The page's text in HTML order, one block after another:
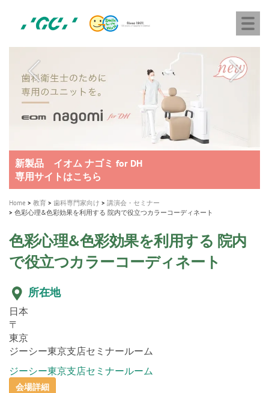
ー
シ
ー
A healthy smile greatly contributes to your quality of life
新発売 エバーエックス フロー
製品の詳細情報はこちら
「セラスマート テクノロジーブック」公開
「イニシャル LiSi（リジ）ブロック テクノロジーブッ
ク」公開
歯を内部まで白くする
医療ホワイトニング ティオン®
新製品 イオム ナゴミ for DH
専用サイトはこちら
新製品バキュクレーブ 118 / 318 Prime
製品の詳細情報はこちら
インプラント Aadva®
ショートインプラント新発売
GCグループ企業
Home 教育 歯科専門家向け
講演会・セミナー
色彩心理&色彩効果を利用する 院内で役立つカラーコーディネート
色彩心理&色彩効果を利用する 院内
で役立つカラーコーディネート
所在地
日本
〒
東京
ジーシー東京支店セミナールーム
ジーシー東京支店セミナールーム
会場詳細